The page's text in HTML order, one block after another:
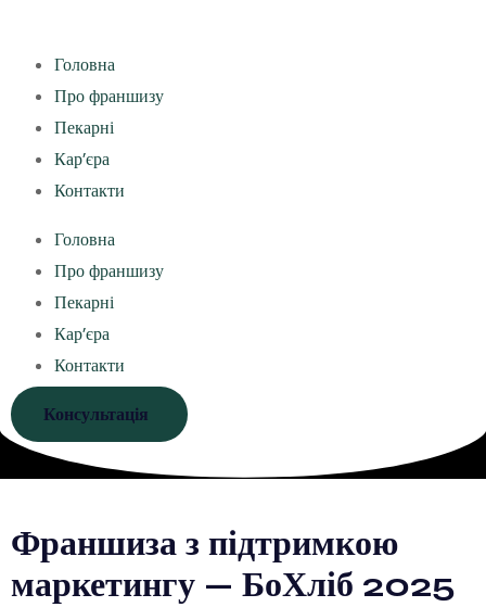
Головна
Про франшизу
Пекарні
Кар’єра
Контакти
Головна
Про франшизу
Пекарні
Кар’єра
Контакти
Консультація
Франшиза з підтримкою
маркетингу — БоХліб 2025